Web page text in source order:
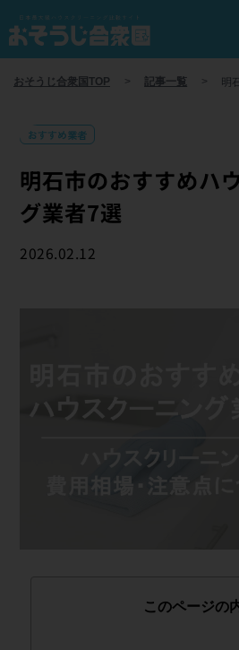
おそうじ合衆国TOP > 記事一覧 > 明
おすすめ業者
明石市のおすすめハ
グ業者7選
2026.02.12
このページの